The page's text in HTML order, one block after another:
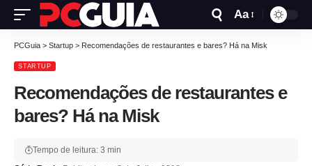
Aa
PCGuia > Startup > Recomendações de restaurantes e bares? Há na Misk
STARTUP
Recomendações de restaurantes e
bares? Há na Misk
Tempo de leitura: 3 min